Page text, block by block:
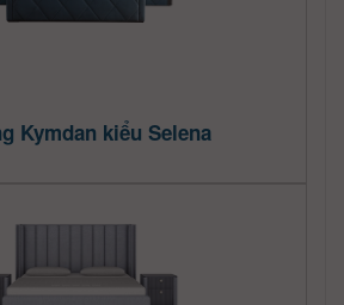
Kymdan kiểu Selena